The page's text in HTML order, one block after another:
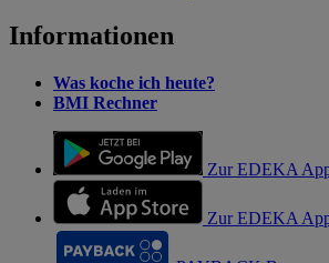
Informationen
Was koche ich heute?
BMI Rechner
Zur EDEKA
Zur EDEKA